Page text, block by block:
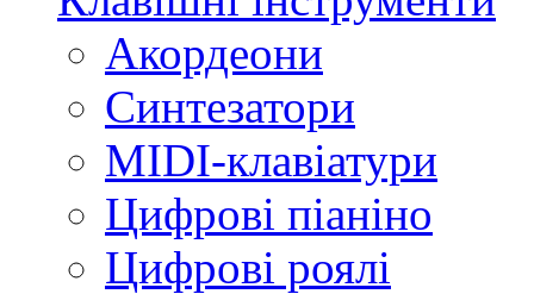
Акордеони
Синтезатори
MIDI-клавіатури
Цифрові піаніно
Цифрові роялі